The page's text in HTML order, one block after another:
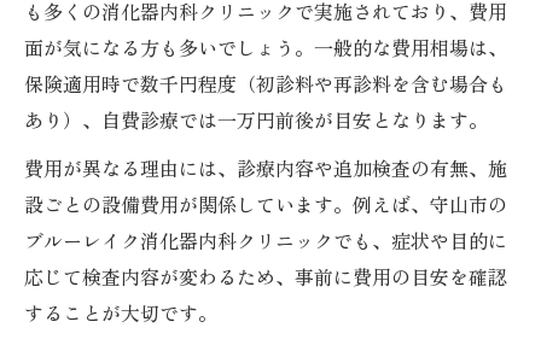
も多くの消化器内科クリニックで実施されており、費用
面が気になる方も多いでしょう。一般的な費用相場は、
保険適用時で数千円程度（初診料や再診料を含む場合も
あり）、自費診療では一万円前後が目安となります。
費用が異なる理由には、診療内容や追加検査の有無、施
設ごとの設備費用が関係しています。例えば、守山市の
ブルーレイク消化器内科クリニックでも、症状や目的に
応じて検査内容が変わるため、事前に費用の目安を確認
することが大切です。